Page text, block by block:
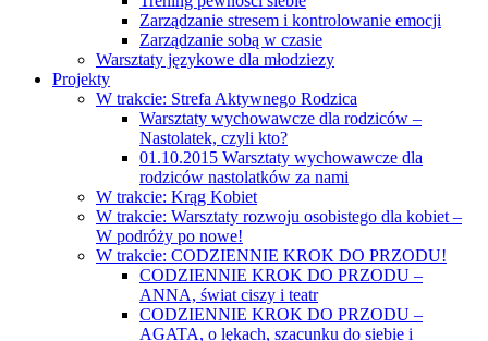
Zarządzanie stresem i kontrolowanie emocji
Zarządzanie sobą w czasie
Warsztaty językowe dla młodziezy
Projekty
W trakcie: Strefa Aktywnego Rodzica
Warsztaty wychowawcze dla rodziców –
Nastolatek, czyli kto?
01.10.2015 Warsztaty wychowawcze dla
rodziców nastolatków za nami
W trakcie: Krąg Kobiet
W trakcie: Warsztaty rozwoju osobistego dla kobiet –
W podróży po nowe!
W trakcie: CODZIENNIE KROK DO PRZODU!
CODZIENNIE KROK DO PRZODU –
ANNA, świat ciszy i teatr
CODZIENNIE KROK DO PRZODU –
AGATA, o lękach, szacunku do siebie i